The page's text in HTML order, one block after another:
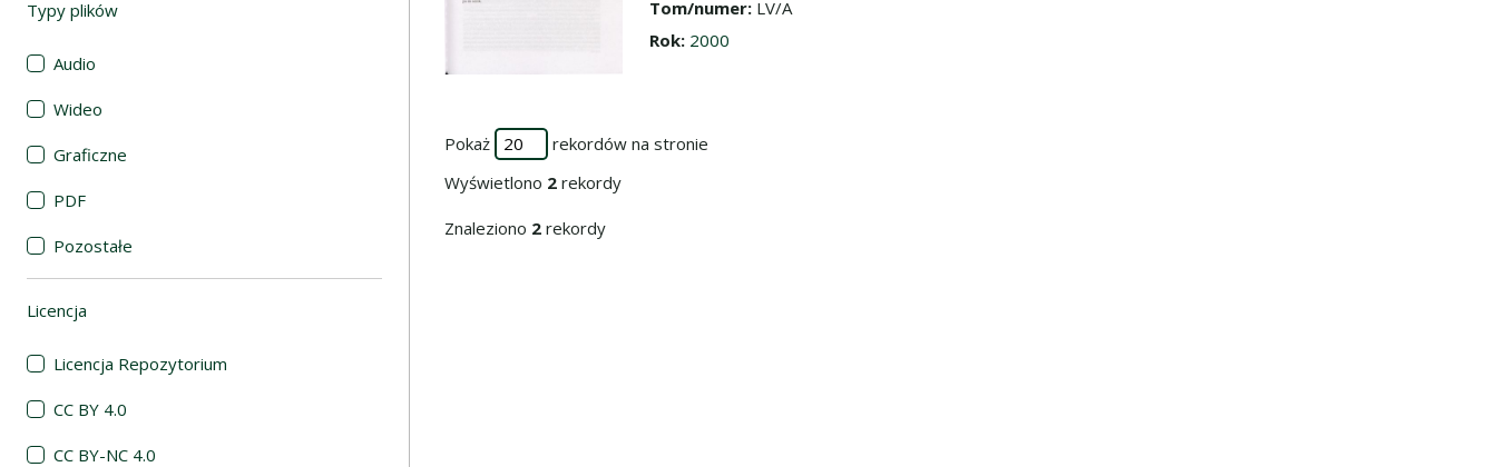
Typy plików
Audio
Wideo
Graficzne
PDF
Pozostałe
Licencja
Licencja Repozytorium
CC BY 4.0
CC BY-NC 4.0
Tom/numer: LV/A
Rok: 2000
Pokaż
rekordów na stronie
Wyświetlono 2 rekordy
Znaleziono 2 rekordy